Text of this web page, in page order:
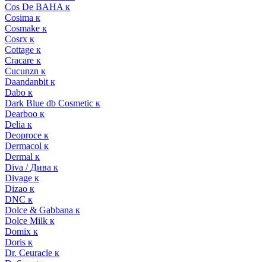
Cos De BAHA к
Cosima к
Cosmake к
Cosrx к
Cottage к
Cracare к
Cucunzn к
Daandanbit к
Dabo к
Dark Blue db Cosmetic к
Dearboo к
Delia к
Deoproce к
Dermacol к
Dermal к
Diva / Дива к
Divage к
Dizao к
DNC к
Dolce & Gabbana к
Dolce Milk к
Domix к
Doris к
Dr. Ceuracle к